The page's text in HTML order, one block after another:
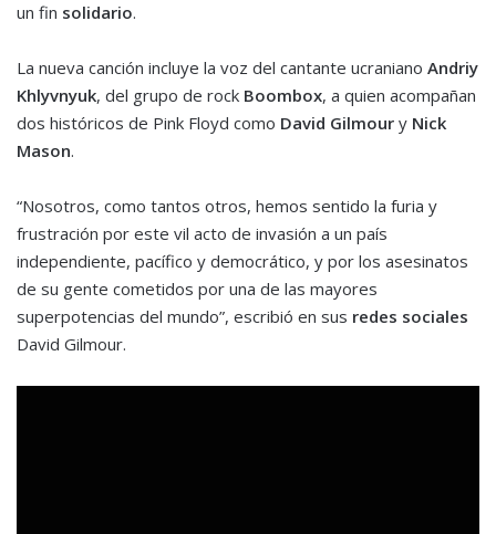
un fin solidario.
La nueva canción incluye la voz del cantante ucraniano Andriy
Khlyvnyuk, del grupo de rock Boombox, a quien acompañan
dos históricos de Pink Floyd como David Gilmour y Nick
Mason.
“Nosotros, como tantos otros, hemos sentido la furia y
frustración por este vil acto de invasión a un país
independiente, pacífico y democrático, y por los asesinatos
de su gente cometidos por una de las mayores
superpotencias del mundo”, escribió en sus redes sociales
David Gilmour.